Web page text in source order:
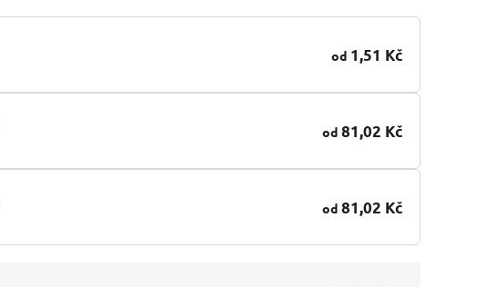
od 1,51 Kč
od 81,02 Kč
od 81,02 Kč